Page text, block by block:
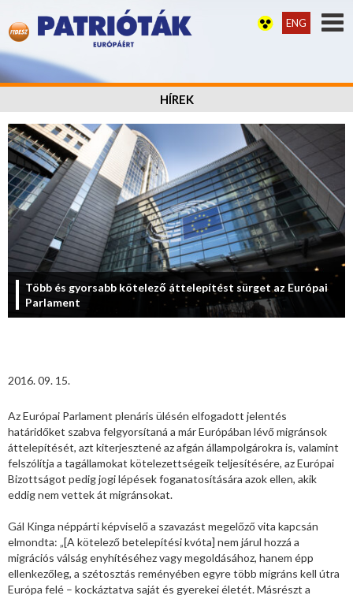
ENG
HÍREK
Több és gyorsabb kötelező áttelepítést sürget az Európai
Parlament
2016. 09. 15.
Az Európai Parlament plenáris ülésén elfogadott jelentés
határidőket szabva felgyorsítaná a már Európában lévő migránsok
áttelepítését, azt kiterjesztené az afgán állampolgárokra is, valamint
felszólítja a tagállamokat kötelezettségeik teljesítésére, az Európai
Bizottságot pedig jogi lépések foganatosítására azok ellen, akik
eddig nem vettek át migránsokat.
Gál Kinga néppárti képviselő a szavazást megelőző vita kapcsán
elmondta: „[A kötelező betelepítési kvóta] nem járul hozzá a
migrációs válság enyhítéséhez vagy megoldásához, hanem épp
ellenkezőleg, a szétosztás reményében egyre több migráns kell útra
Európa felé – kockáztatva saját és gyerekei életét. Másrészt a